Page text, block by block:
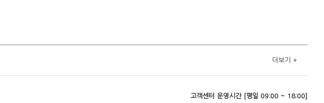
더보기 +
고객센터 운영시간 [평일 09:00 ~ 18:00]